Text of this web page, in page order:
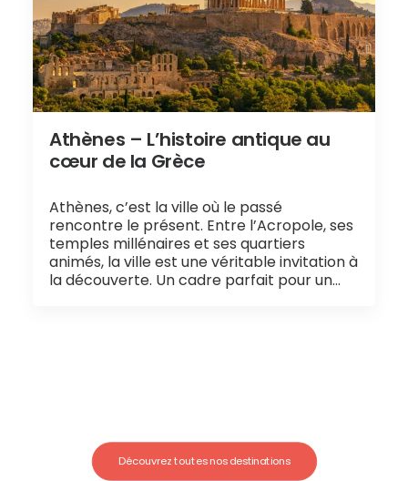
Athènes – L’histoire antique au
cœur de la Grèce
Athènes, c’est la ville où le passé
rencontre le présent. Entre l’Acropole, ses
temples millénaires et ses quartiers
animés, la ville est une véritable invitation à
la découverte. Un cadre parfait pour un…
Découvrez toutes nos destinations